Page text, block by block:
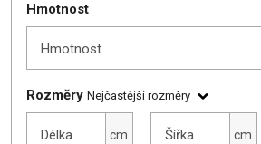
Hmotnost
Hmotnost
Rozměry Nejčastější rozměry
Délka cm Šířka cm